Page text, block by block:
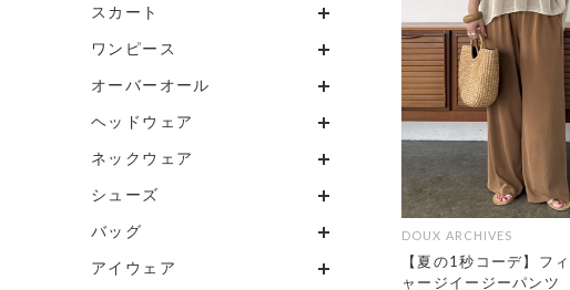
スカート
ワンピース
オーバーオール
ヘッドウェア
ネックウェア
シューズ
バッグ
アイウェア
DOUX ARCHIVES
【夏の1秒コーデ】フ
ャージイージーパンツ